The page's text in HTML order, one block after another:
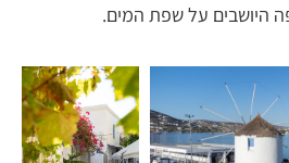
היושבים על שפת המים.